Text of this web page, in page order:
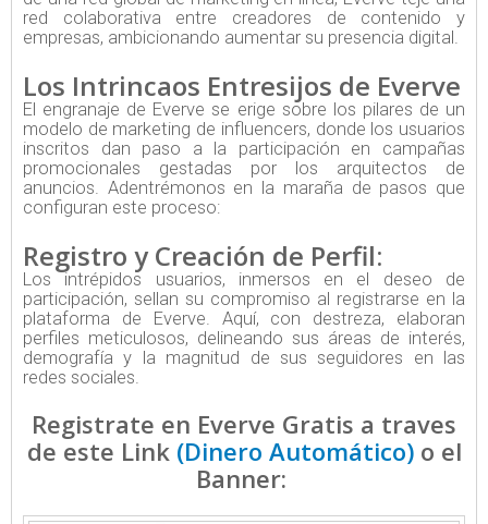
red colaborativa entre creadores de contenido y
empresas, ambicionando aumentar su presencia digital.
Los Intrincaos Entresijos de Everve
El engranaje de Everve se erige sobre los pilares de un
modelo de marketing de influencers, donde los usuarios
inscritos dan paso a la participación en campañas
promocionales gestadas por los arquitectos de
anuncios. Adentrémonos en la maraña de pasos que
configuran este proceso:
Registro y Creación de Perfil:
Los intrépidos usuarios, inmersos en el deseo de
participación, sellan su compromiso al registrarse en la
plataforma de Everve. Aquí, con destreza, elaboran
perfiles meticulosos, delineando sus áreas de interés,
demografía y la magnitud de sus seguidores en las
redes sociales.
Registrate en Everve Gratis a traves
de este Link (Dinero Automático)o el
Banner: